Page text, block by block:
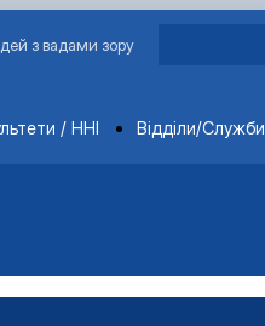
з вадами зору
/ ННІ Відділи/Служби